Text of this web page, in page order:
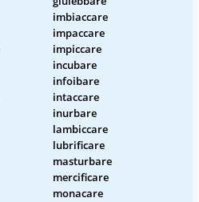
imbiaccare
impaccare
impiccare
incubare
infoibare
intaccare
inurbare
lambiccare
lubrificare
masturbare
mercificare
monacare